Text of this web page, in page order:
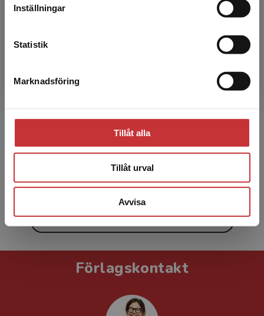
Inställningar
Statistik
Marknadsföring
Tillåt alla
Tillåt urval
Avvisa
speciallärare på Bäckagårds anpassade
grundskola i Malmö där hon undervisar elever i
ämnesområden. Mikaela ha...
Förlagskontakt